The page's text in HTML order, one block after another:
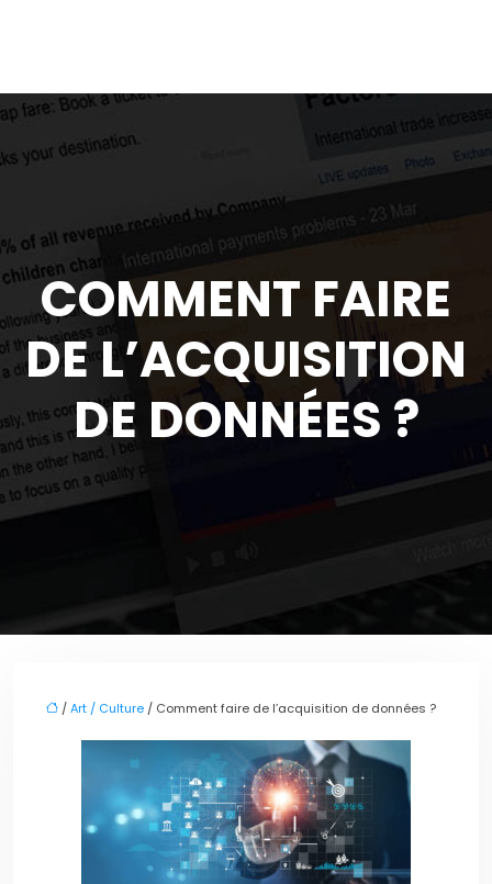
COMMENT FAIRE
DE L’ACQUISITION
DE DONNÉES ?
/Art / Culture / Comment faire de l’acquisition de données ?